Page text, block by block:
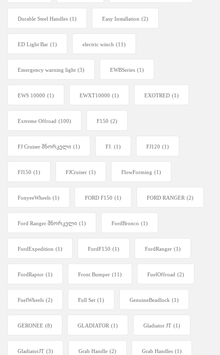
Durable Steel Handles (1) Easy Installation (2)
ED Light Bar (1) electric winch (11)
Emergency warning light (3) EWBSeries (1)
EWS 10000 (1) EWXT10000 (1) EXOTRED (1)
Extreme Offroad (100) F150 (2)
FJ Cruiser შნორკელი (1) FJ. (1) FJ120 (1)
FJ150 (1) FJCruiser (1) FlowForming (1)
FonyeeWheels (1) FORD F150 (1) FORD RANGER (2)
Ford Ranger შნორკელი (1) FordBronco (1)
FordExpedition (1) FordF150 (1) FordRanger (1)
FordRaptor (1) Front Bumper (11) FuelOffroad (2)
FuelWheels (2) Full Set (1) GenuineBeadlock (1)
GERONEE (8) GLADIATOR (1) Gladiator JT (1)
GladiatorJT (3) Grab Handle (2) Grab Handles (1)